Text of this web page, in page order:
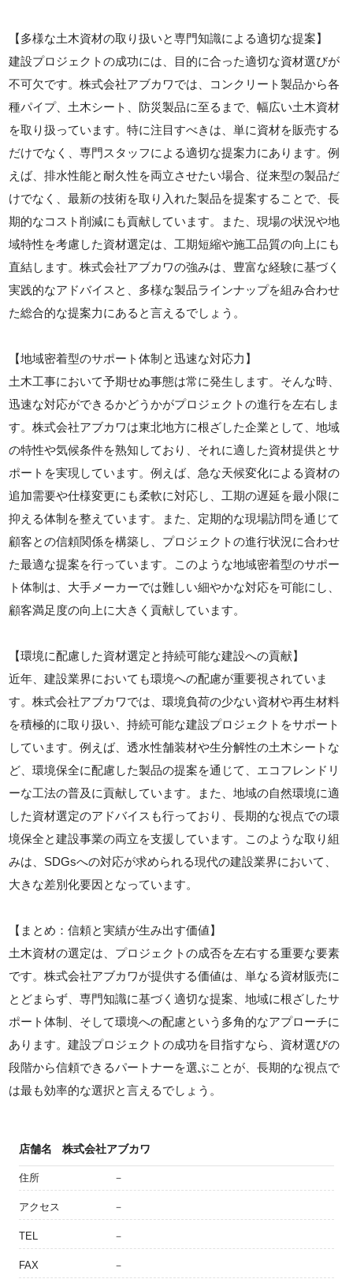
【多様な土木資材の取り扱いと専門知識による適切な提案】
建設プロジェクトの成功には、目的に合った適切な資材選びが
不可欠です。株式会社アブカワでは、コンクリート製品から各
種パイプ、土木シート、防災製品に至るまで、幅広い土木資材
を取り扱っています。特に注目すべきは、単に資材を販売する
だけでなく、専門スタッフによる適切な提案力にあります。例
えば、排水性能と耐久性を両立させたい場合、従来型の製品だ
けでなく、最新の技術を取り入れた製品を提案することで、長
期的なコスト削減にも貢献しています。また、現場の状況や地
域特性を考慮した資材選定は、工期短縮や施工品質の向上にも
直結します。株式会社アブカワの強みは、豊富な経験に基づく
実践的なアドバイスと、多様な製品ラインナップを組み合わせ
た総合的な提案力にあると言えるでしょう。
【地域密着型のサポート体制と迅速な対応力】
土木工事において予期せぬ事態は常に発生します。そんな時、
迅速な対応ができるかどうかがプロジェクトの進行を左右しま
す。株式会社アブカワは東北地方に根ざした企業として、地域
の特性や気候条件を熟知しており、それに適した資材提供とサ
ポートを実現しています。例えば、急な天候変化による資材の
追加需要や仕様変更にも柔軟に対応し、工期の遅延を最小限に
抑える体制を整えています。また、定期的な現場訪問を通じて
顧客との信頼関係を構築し、プロジェクトの進行状況に合わせ
た最適な提案を行っています。このような地域密着型のサポー
ト体制は、大手メーカーでは難しい細やかな対応を可能にし、
顧客満足度の向上に大きく貢献しています。
【環境に配慮した資材選定と持続可能な建設への貢献】
近年、建設業界においても環境への配慮が重要視されていま
す。株式会社アブカワでは、環境負荷の少ない資材や再生材料
を積極的に取り扱い、持続可能な建設プロジェクトをサポート
しています。例えば、透水性舗装材や生分解性の土木シートな
ど、環境保全に配慮した製品の提案を通じて、エコフレンドリ
ーな工法の普及に貢献しています。また、地域の自然環境に適
した資材選定のアドバイスも行っており、長期的な視点での環
境保全と建設事業の両立を支援しています。このような取り組
みは、SDGsへの対応が求められる現代の建設業界において、
大きな差別化要因となっています。
【まとめ：信頼と実績が生み出す価値】
土木資材の選定は、プロジェクトの成否を左右する重要な要素
です。株式会社アブカワが提供する価値は、単なる資材販売に
とどまらず、専門知識に基づく適切な提案、地域に根ざしたサ
ポート体制、そして環境への配慮という多角的なアプローチに
あります。建設プロジェクトの成功を目指すなら、資材選びの
段階から信頼できるパートナーを選ぶことが、長期的な視点で
は最も効率的な選択と言えるでしょう。
店舗名 株式会社アブカワ
住所 －
アクセス －
TEL －
FAX －